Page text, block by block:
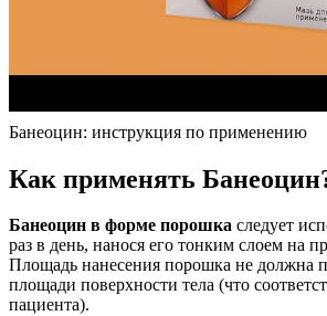
Банеоцин: инструкция по применению
Как применять
Банеоцин в форме порошка следует
раз в день, нанося его тонким слоем на
Площадь нанесения порошка не должна
площади поверхности тела (что
пациента).